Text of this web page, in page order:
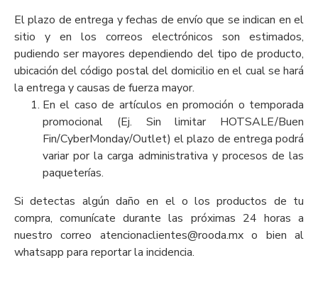
El plazo de entrega y fechas de envío que se indican en el
sitio y en los correos electrónicos son estimados,
pudiendo ser mayores dependiendo del tipo de producto,
ubicación del código postal del domicilio en el cual se hará
la entrega y causas de fuerza mayor.
En el caso de artículos en promoción o temporada
promocional (Ej. Sin limitar HOTSALE/Buen
Fin/CyberMonday/Outlet) el plazo de entrega podrá
variar por la carga administrativa y procesos de las
paqueterías.
Si detectas algún daño en el o los productos de tu
compra, comunícate durante las próximas 24 horas a
nuestro correo atencionaclientes@rooda.mxo bien al
whatsapp para reportar la incidencia.